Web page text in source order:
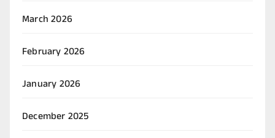
March 2026
February 2026
January 2026
December 2025